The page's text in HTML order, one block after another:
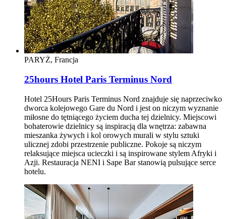
PARYŻ, Francja
25hours Hotel Paris Terminus Nord
Hotel 25Hours Paris Terminus Nord znajduje się naprzeciwko
dworca kolejowego Gare du Nord i jest on niczym wyznanie
miłosne do tętniącego życiem ducha tej dzielnicy. Miejscowi
bohaterowie dzielnicy są inspiracją dla wnętrza: zabawna
mieszanka żywych i kol orowych murali w stylu sztuki
ulicznej zdobi przestrzenie publiczne. Pokoje są niczym
relaksujące miejsca ucieczki i są inspirowane stylem Afryki i
Azji. Restauracja NENI i Sape Bar stanowią pulsujące serce
hotelu.